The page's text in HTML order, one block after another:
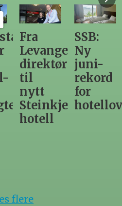
SSB:
Ny
juni-
rekord
for
Elendig
gir
utslag
for
flere